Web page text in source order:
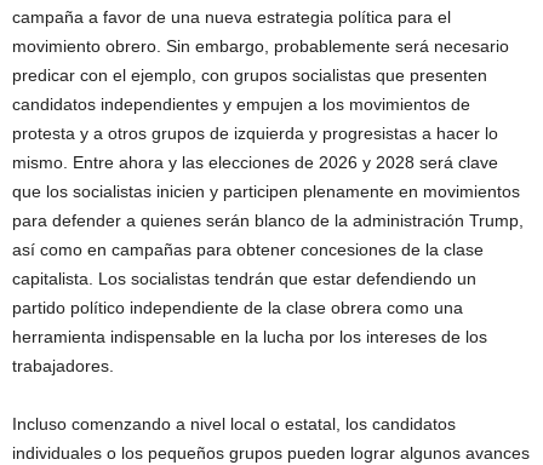
campaña a favor de una nueva estrategia política para el
movimiento obrero. Sin embargo, probablemente será necesario
predicar con el ejemplo, con grupos socialistas que presenten
candidatos independientes y empujen a los movimientos de
protesta y a otros grupos de izquierda y progresistas a hacer lo
mismo. Entre ahora y las elecciones de 2026 y 2028 será clave
que los socialistas inicien y participen plenamente en movimientos
para defender a quienes serán blanco de la administración Trump,
así como en campañas para obtener concesiones de la clase
capitalista. Los socialistas tendrán que estar defendiendo un
partido político independiente de la clase obrera como una
herramienta indispensable en la lucha por los intereses de los
trabajadores.
Incluso comenzando a nivel local o estatal, los candidatos
individuales o los pequeños grupos pueden lograr algunos avances